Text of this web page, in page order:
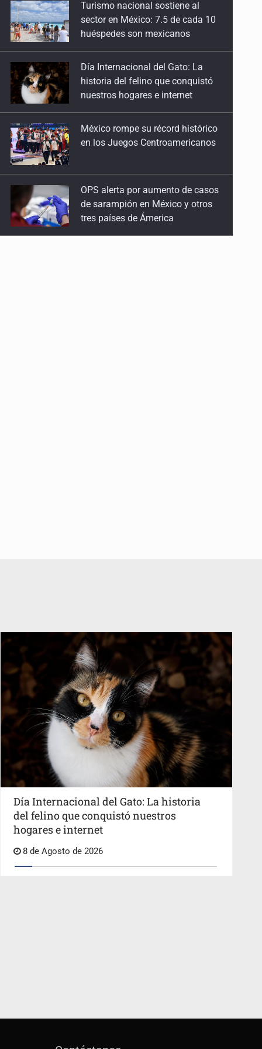
28 de Julio de 2026
Quinto Patio
27 de Julio de 2026
Quinto Patio
Quinto Patio
24 de Julio de 2026
Quinto Patio
23 de Julio de 2026
Día Internacional del Gato: La
historia del felino que conquistó
nuestros hogares e internet
México rompe su récord histórico
en los Juegos Centroamericanos
OPS alerta por aumento de casos
de sarampión en México y otros
Ayotzinapa: A casi 12 años, entre
juicios a exfuncionarios y la fuga
de Tomás Zerón
Día Internacional del Gato: La historia
del felino que conquistó nuestros
hogares e internet
8 de Agosto de 2026